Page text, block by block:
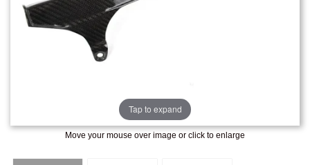
Tap to expand
Move your mouse over image or click to enlarge